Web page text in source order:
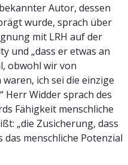
Autor, dessen
wurde, sprach über
mit LRH auf der
und „dass er etwas an
obwohl wir von
ich sei die einzige
Herr Widder sprach des
Fähigkeit menschliche
„die Zusicherung, dass
menschliche Potenzial